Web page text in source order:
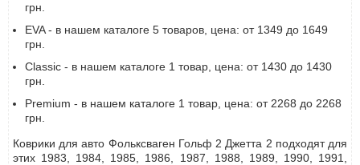
грн.
EVA - в нашем каталоге 5 товаров, цена: от 1349 до 1649
грн.
Classic - в нашем каталоге 1 товар, цена: от 1430 до 1430
грн.
Premium - в нашем каталоге 1 товар, цена: от 2268 до 2268
грн.
Коврики для авто Фольксваген Гольф 2 Джетта 2 подходят для
этих 1983, 1984, 1985, 1986, 1987, 1988, 1989, 1990, 1991,